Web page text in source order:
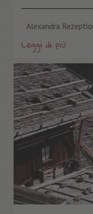
Alexandra
Leggi di più